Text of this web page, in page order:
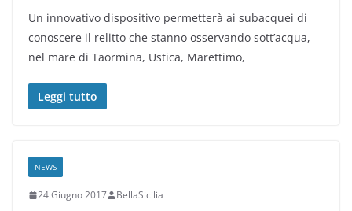
Un innovativo dispositivo permetterà ai subacquei di
conoscere il relitto che stanno osservando sott’acqua,
nel mare di Taormina, Ustica, Marettimo,
Leggi tutto
NEWS
24 Giugno 2017 BellaSicilia